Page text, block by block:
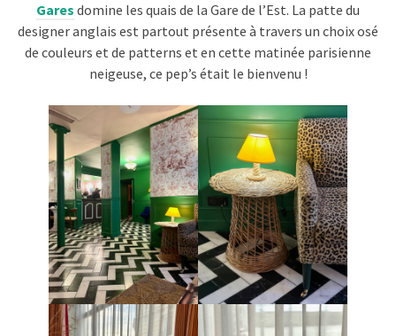
Gares domine les quais de la Gare de l’Est. La patte du
designer anglais est partout présente à travers un choix osé
de couleurs et de patterns et en cette matinée parisienne
neigeuse, ce pep’s était le bienvenu !